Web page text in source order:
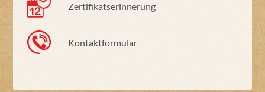
Zertifikatserinnerung
Kontaktformular